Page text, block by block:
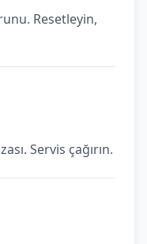
Resetleyin,
Servis çağırın.